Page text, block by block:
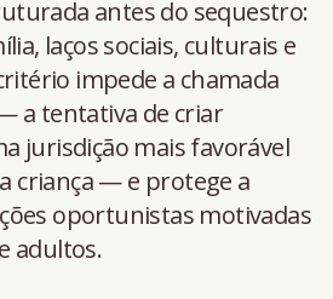
antes do sequestro:
laços sociais, culturais e
impede a chamada
a tentativa de criar
jurisdição mais favorável
criança — e protege a
oportunistas motivadas
adultos.